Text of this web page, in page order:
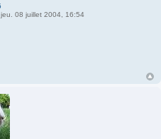
jeu. 08 juillet 2004, 16:54